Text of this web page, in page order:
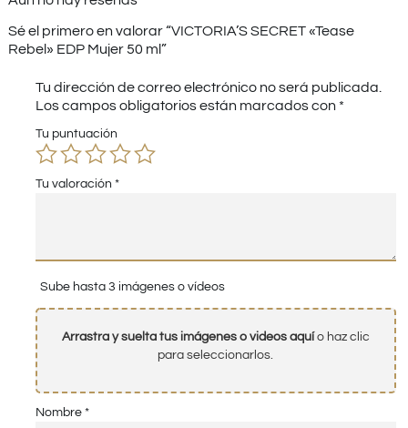
Sé el primero en valorar “VICTORIA’S SECRET «Tease
Rebel» EDP Mujer 50 ml”
Tu dirección de correo electrónico no será publicada.
Los campos obligatorios están marcados con *
Tu puntuación
Tu valoración *
Sube hasta 3 imágenes o vídeos
Arrastra y suelta tus imágenes o videos aquío haz clic
para seleccionarlos.
Nombre *